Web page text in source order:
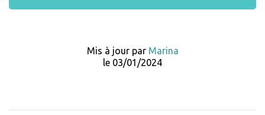
Mis à jour par Marina
le 03/01/2024